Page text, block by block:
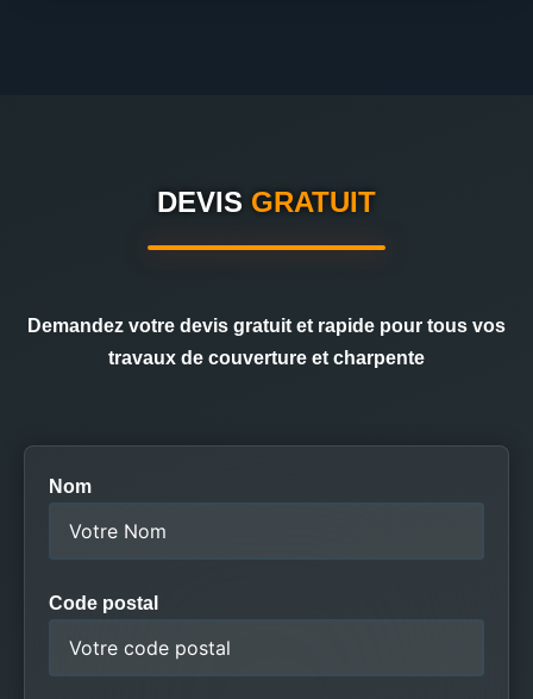
DEVIS GRATUIT
Demandez votre devis gratuit et rapide pour tous vos
travaux de couverture et charpente
Nom
Code postal